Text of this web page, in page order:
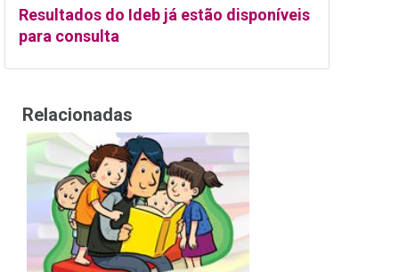
Resultados do Ideb já estão disponíveis
para consulta
Relacionadas